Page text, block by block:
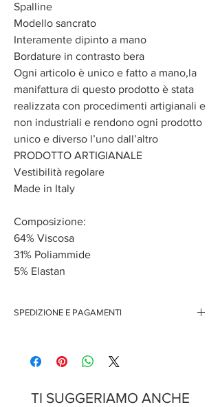
Spalline
Modello sancrato
Interamente dipinto a mano
Bordature in contrasto bera
Ogni articolo è unico e fatto a mano,la
manifattura di questo prodotto è stata
realizzata con procedimenti artigianali e
non industriali e rendono ogni prodotto
unico e diverso l’uno dall’altro
PRODOTTO ARTIGIANALE
Vestibilità regolare
Made in Italy
Composizione:
64% Viscosa
31% Poliammide
5% Elastan
SPEDIZIONE E PAGAMENTI
TI SUGGERIAMO ANCHE